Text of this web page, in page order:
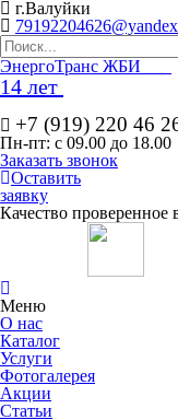
г.Валуйки
ЭнергоТранс ЖБИ
14 лет
+7 (919) 220 46
Пн-пт: с 09.00 до 18.00
Заказать звонок
Оставить
заявку
Качество проверенное
Меню
О нас
Каталог
Услуги
Фотогалерея
Акции
Статьи